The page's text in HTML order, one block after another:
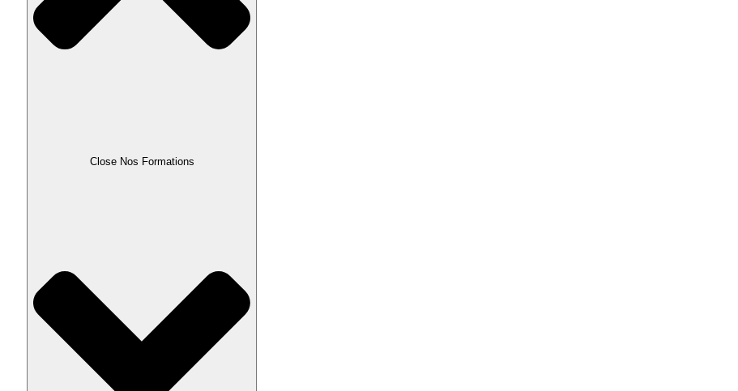
Close Nos Formations